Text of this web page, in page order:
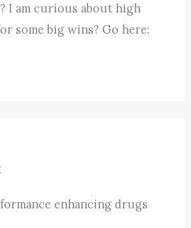
I am curious about high
some big wins? Go here:
enhancing drugs